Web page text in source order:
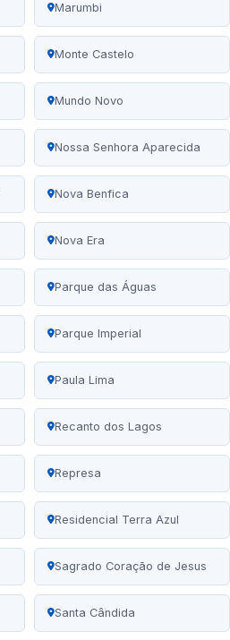
Marumbi
Monte Castelo
Mundo Novo
Nossa Senhora Aparecida
Nova Benfica
Nova Era
Parque das Águas
Parque Imperial
Paula Lima
Recanto dos Lagos
Represa
Residencial Terra Azul
Sagrado Coração de Jesus
Santa Cândida